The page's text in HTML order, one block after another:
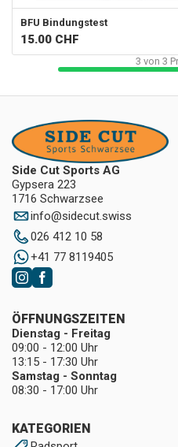
BFU Bindungstest
15.00 CHF
3 von 3
Side Cut Sports AG
Gypsera 223
1716 Schwarzsee
info@sidecut.swiss
026 412 10 58
+41 77 8119405
KATEGORIEN
ÖFFNUNGSZEITEN
Dienstag - Freitag
09:00 - 12:00 Uhr
13:15 - 17:30 Uhr
Samstag - Sonntag
08:30 - 17:00 Uhr